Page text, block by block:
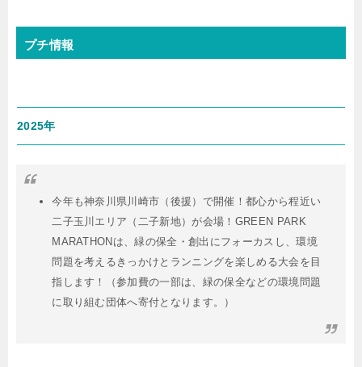
プチ情報
2025年
今年も神奈川県川崎市（後援）で開催！都心から程近い
二子玉川エリア（二子新地）が会場！GREEN PARK
MARATHONは、緑の保全・創出にフォーカスし、環境
問題を考えるきっかけとランニングを楽しめる大会を目
指します！（参加費の一部は、緑の保全などの環境問題
に取り組む団体へ寄付となります。）